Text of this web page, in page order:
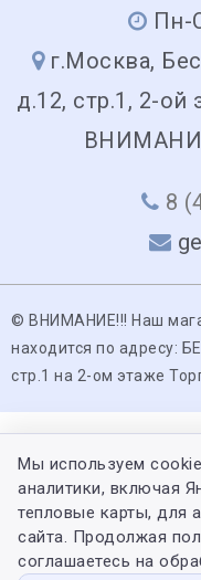
Пн-
г.Москва,
д.12, стр.1, 2-ой
8
© ВНИМАНИЕ!!! Наш
находится по адресу:
стр.1 на 2-ом этаже
Мы используем
аналитики, включая
тепловые карты, для
сайта. Продолжая
соглашаетесь на